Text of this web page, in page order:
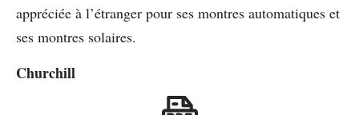
appréciée à l’étranger pour ses montres automatiques et
ses montres solaires.
Churchill